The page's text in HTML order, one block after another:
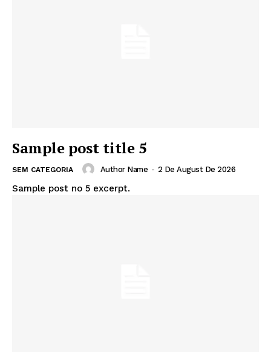
Sample post title 5
SEM CATEGORIA Author Name - 2 De August De 2026
Sample post no 5 excerpt.